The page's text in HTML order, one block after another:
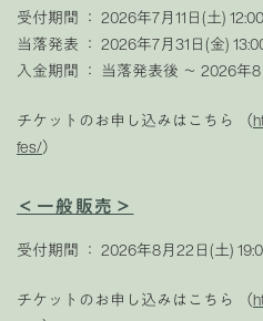
受付期間 ： 2026年7月11日(土)
当落発表 ： 2026年7月31日(金)
入金期間 ： 当落発表後 〜 2026年
チケットのお申し込みはこちら （
fes/）
＜一般販売＞
受付期間 ： 2026年8月22日(土)
チケットのお申し込みはこちら （